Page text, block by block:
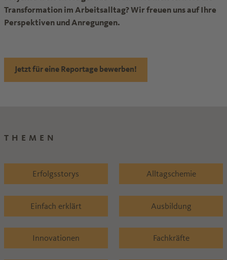
Transformation im Arbeitsalltag? Wir freuen uns auf Ihre
Perspektiven und Anregungen.
Jetzt für eine Reportage bewerben!
THEMEN
Erfolgsstorys Alltagschemie
Einfach erklärt Ausbildung
Innovationen Fachkräfte